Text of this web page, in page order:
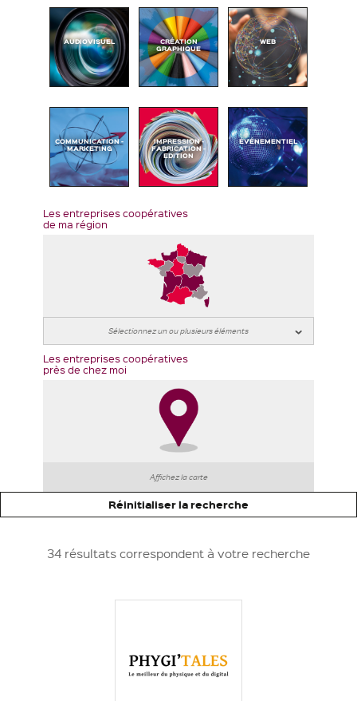
AUDIOVISUEL CRÉATION
GRAPHIQUE
WEB
COMMUNICATION -
MARKETING
IMPRESSION -
FABRICATION -
EDITION
ÉVÉNEMENTIEL
Les entreprises coopératives
de ma région
Les entreprises coopératives
près de chez moi
Affichez la carte
Réinitialiser la recherche
34 résultats correspondent à votre recherche